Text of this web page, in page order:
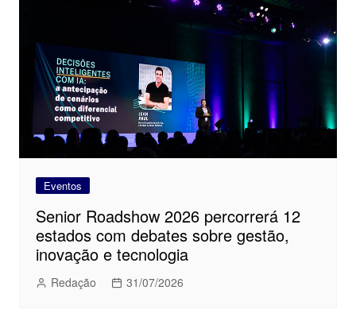
Eventos
Senior Roadshow 2026 percorrerá 12
estados com debates sobre gestão,
inovação e tecnologia
Redação 31/07/2026